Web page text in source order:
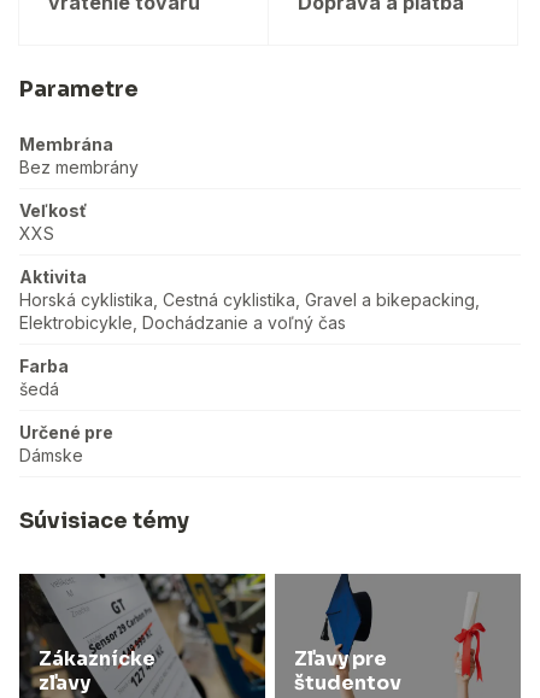
Parametre
Membrána
Bez membrány
Veľkosť
XXS
Aktivita
Horská cyklistika, Cestná cyklistika, Gravel a bikepacking,
Elektrobicykle, Dochádzanie a voľný čas
Farba
šedá
Určené pre
Dámske
Súvisiace témy
Zákaznícke
zľavy
Zľavy pre
študentov